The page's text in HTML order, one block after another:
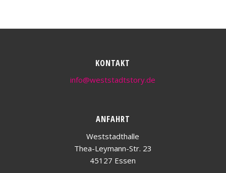
KONTAKT
info@weststadtstory.de
ANFAHRT
Weststadthalle
Thea-Leymann-Str. 23
45127 Essen